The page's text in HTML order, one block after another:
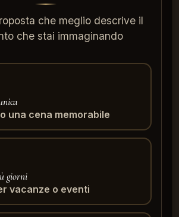
che meglio descrive il
che stai immaginando
una cena memorabile
giorni
vacanze o eventi